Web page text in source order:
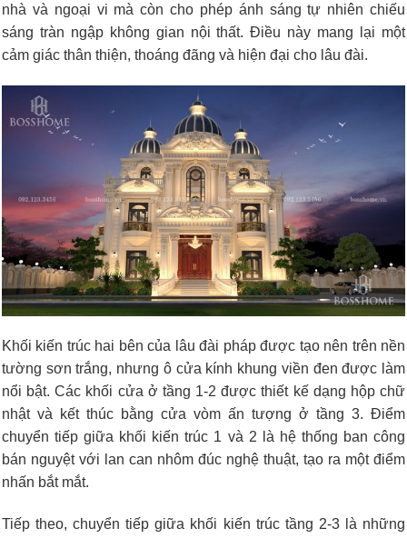
nhà và ngoại vi mà còn cho phép ánh sáng tự nhiên chiếu
sáng tràn ngập không gian nội thất. Điều này mang lại một
cảm giác thân thiện, thoáng đãng và hiện đại cho lâu đài.
Khối kiến trúc hai bên của lâu đài pháp được tạo nên trên nền
tường sơn trắng, nhưng ô cửa kính khung viền đen được làm
nổi bật. Các khối cửa ở tầng 1-2 được thiết kế dạng hộp chữ
nhật và kết thúc bằng cửa vòm ấn tượng ở tầng 3. Điểm
chuyển tiếp giữa khối kiến trúc 1 và 2 là hệ thống ban công
bán nguyệt với lan can nhôm đúc nghệ thuật, tạo ra một điểm
nhấn bắt mắt.
Tiếp theo, chuyển tiếp giữa khối kiến trúc tầng 2-3 là những